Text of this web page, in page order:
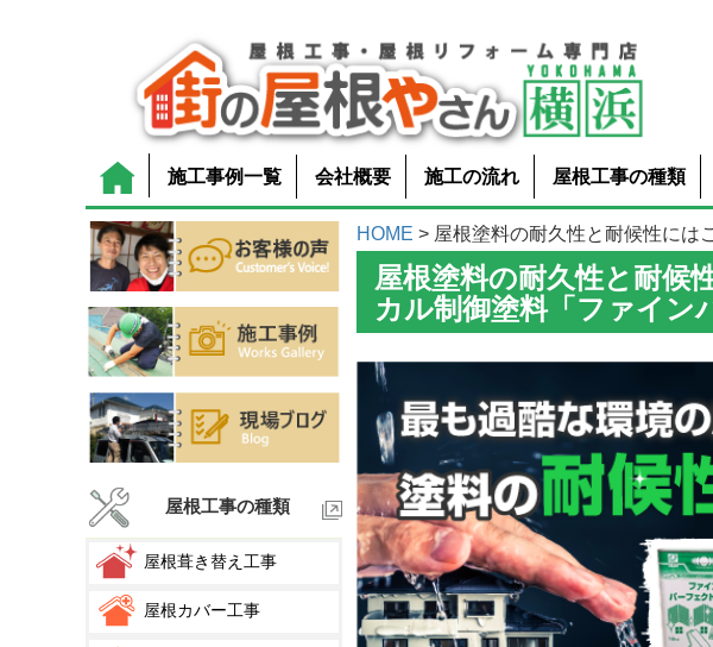
施工事例一覧 会社概要 施工の流れ 屋根工事の種類
屋根工事の種類
屋根葺き替え工事
屋根カバー工事
HOME > 屋根塗料の耐久性と耐候性には
屋根塗料の耐久性と耐候
カル制御塗料「ファイン